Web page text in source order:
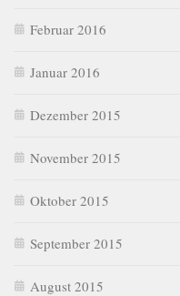
Februar 2016
Januar 2016
Dezember 2015
November 2015
Oktober 2015
September 2015
August 2015